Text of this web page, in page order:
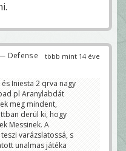
több mint 14 éve
Defense
Iniesta 2 qrva nagy
pl Aranylabdát
meg mindent,
derül ki, hogy
Messinek. A
varázslatossá, s
unalmas játéka